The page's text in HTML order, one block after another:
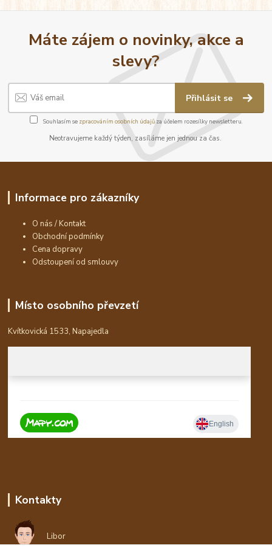
Máte zájem o novinky, akce a
slevy?
Přihlásit se
Souhlasím se zpracováním osobních údajůza účelem rozesílky newsletteru.
Neotravujeme každý týden, zasíláme jen jednou za čas.
Informace pro zákazníky
O nás / Kontakt
Obchodní podmínky
Cena dopravy
Odstoupení od smlouvy
Místo osobního převzetí
Kvítkovická 1533, Napajedla
Kontakty
Libor